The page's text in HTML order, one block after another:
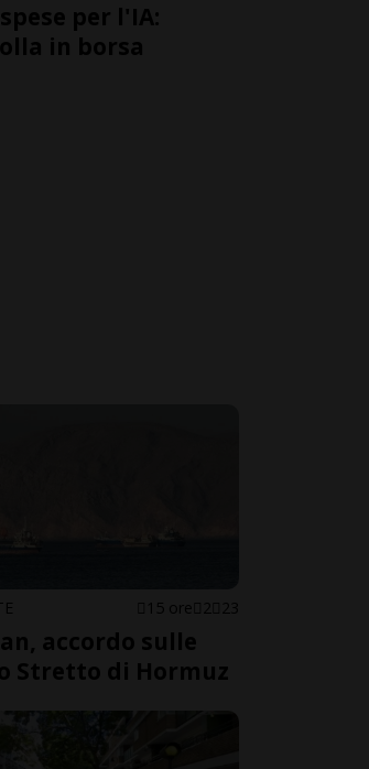
per l'IA:
in borsa
15 ore 2 23
accordo sulle
Stretto di Hormuz